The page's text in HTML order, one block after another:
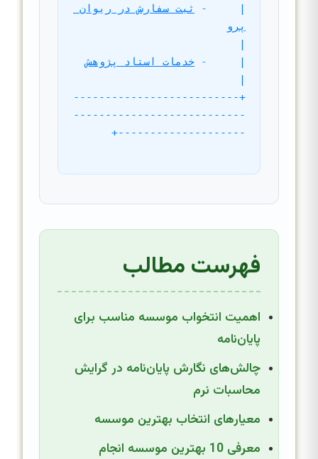
-
پرو
- خدمات استاد پژوهش
+--------------------------
---------------------------
--------------------+
فهرست مطالب
اهمیت انتخواب موسسه مناسب برای
پایان‌نامه
چالش‌های نگارش پایان‌نامه در گرایش
محاسبات نرم
معیارهای انتخاب بهترین موسسه
معرفی 10 بهترین موسسه انجام